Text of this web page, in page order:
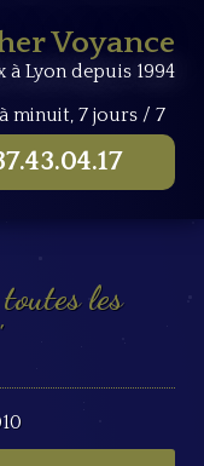
Voyance
Lyon depuis 1994
minuit, 7 jours / 7
les